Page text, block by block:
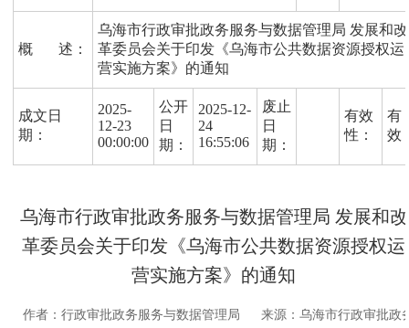
概 述：
乌海市行政审批政务服务与数据管理局 发展和改
革委员会关于印发《乌海市公共数据资源授权运
营实施方案》的通知
成文日
期：
2025-
12-23
00:00:00
公开
日
期：
2025-12-
24
16:55:06
废止
日
期：
有效
性：
有
效
乌海市行政审批政务服务与数据管理局 发展和改
革委员会关于印发《乌海市公共数据资源授权运
营实施方案》的通知
作者：行政审批政务服务与数据管理局
来源：乌海市行政审批政